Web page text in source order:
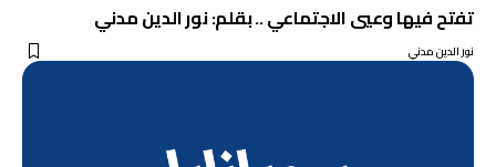
تفتح فيها وعيي الاجتماعي .. بقلم: نور الدين مدني
نور الدين مدني